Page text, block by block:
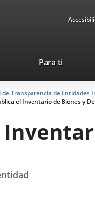
Para ti
de Transparencia de Entidades
el Inventario de Bienes y